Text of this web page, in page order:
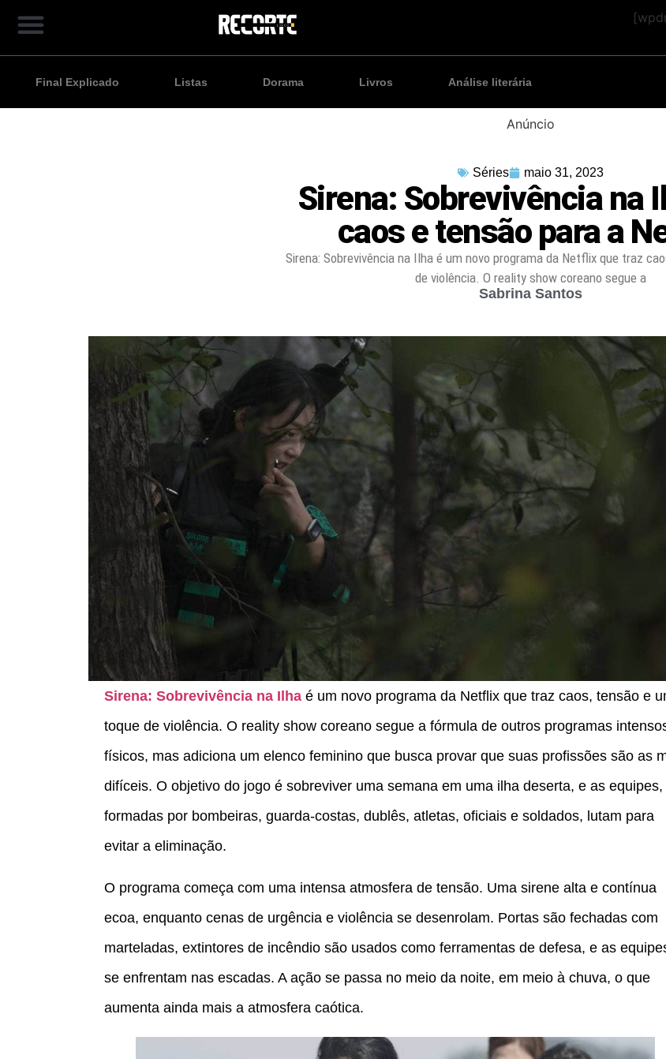
Final Explicado Listas Dorama Livros Análise literária
Anúncio
Séries maio 31, 2023
Sirena: Sobrevivência na
caos e tensão para a
Sirena: Sobrevivência na Ilha é um novo programa da Netflix que traz
de violência. O reality show coreano segue a
Sabrina Santos
Sirena: Sobrevivência na Ilha é um novo programa da Netflix que traz caos, tensão e
toque de violência. O reality show coreano segue a fórmula de outros programas
físicos, mas adiciona um elenco feminino que busca provar que suas profissões são as
difíceis. O objetivo do jogo é sobreviver uma semana em uma ilha deserta, e as equipes,
formadas por bombeiras, guarda-costas, dublês, atletas, oficiais e soldados, lutam para
evitar a eliminação.
O programa começa com uma intensa atmosfera de tensão. Uma sirene alta e contínua
ecoa, enquanto cenas de urgência e violência se desenrolam. Portas são fechadas com
marteladas, extintores de incêndio são usados como ferramentas de defesa, e as
se enfrentam nas escadas. A ação se passa no meio da noite, em meio à chuva, o que
aumenta ainda mais a atmosfera caótica.